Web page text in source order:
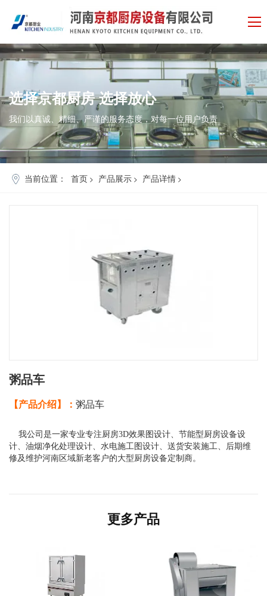
选择京都厨房选择放心
我们以真诚、精细、严谨的服务态度，对每一位用户负责
当前位置： 首页 > 产品展示 > 产品详情 >
粥品车
【产品介绍】： 粥品车
我公司是一家专业专注厨房3D效果图设计、节能型厨房设备设
计、油烟净化处理设计、水电施工图设计、送货安装施工、后期维
修及维护河南区域新老客户的大型厨房设备定制商。
更多产品